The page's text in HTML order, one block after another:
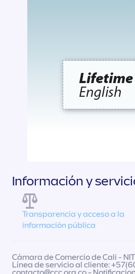
Información y
Transparencia y acceso a la
información pública
Cámara de Comercio de Cali -
Línea de servicio al cliente: